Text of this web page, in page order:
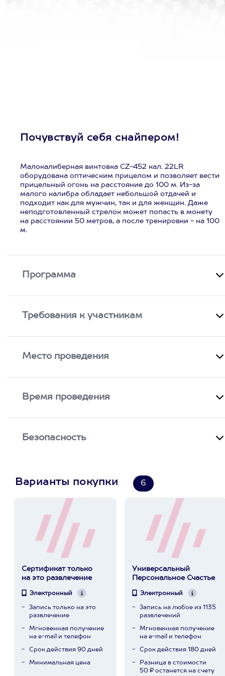
Почувствуй себя снайпером!
Малокалиберная винтовка CZ-452 кал. 22LR
оборудована оптическим прицелом и позволяет вести
прицельный огонь на расстояние до 100 м. Из-за
малого калибра обладает небольшой отдачей и
подходит как для мужчин, так и для женщин. Даже
неподготовленный стрелок может попасть в монету
на расстоянии 50 метров, а после тренировки - на 100
м.
Программа
Требования к участникам
Место проведения
Время проведения
Безопасность
Варианты покупки 6
Сертификат только
на это развлечение
Электронный
Запись только на это
развлечение
Мгновенная получение
на e-mail и телефон
Срок действия 90 дней
Минимальная цена
Универсальный
Персональное Счастье
Электронный
Запись на любое из 1135
развлечений
Мгновенная получение
на e-mail и телефон
Срок действия 180 дней
Разница в стоимости
50 ₽ останется на счету